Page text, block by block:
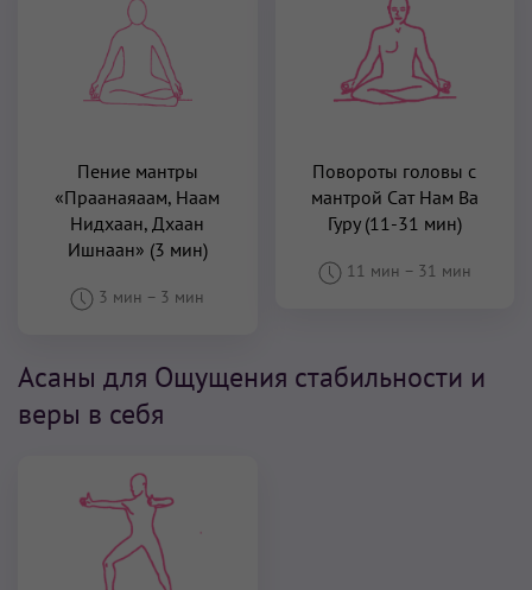
Пение мантры
«Праанаяаам, Наам
Нидхаан, Дхаан
Ишнаан» (3 мин)
3 мин – 3 мин
Повороты головы с
мантрой Сат Нам Ва
Гуру (11-31 мин)
11 мин – 31 мин
Асаны для Ощущения стабильности и
веры в себя